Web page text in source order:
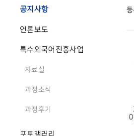
공지사항
언론보도
특수외국어진흥사업
자료실
과정소식
과정후기
포토갤러리
등